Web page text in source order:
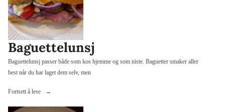
Baguettelunsj
Baguettelunsj passer både som kos hjemme og som niste. Baguetter smaker aller
best når du har laget dem selv, men
Fortsett å lese «Baguettelunsj»